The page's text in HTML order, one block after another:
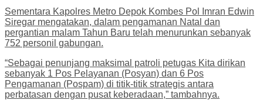
Sementara Kapolres Metro Depok Kombes Pol Imran Edwin
Siregar mengatakan, dalam pengamanan Natal dan
pergantian malam Tahun Baru telah menurunkan sebanyak
752 personil gabungan.
“Sebagai penunjang maksimal patroli petugas Kita dirikan
sebanyak 1 Pos Pelayanan (Posyan) dan 6 Pos
Pengamanan (Pospam) di titik-titik strategis antara
perbatasan dengan pusat keberadaan,” tambahnya.